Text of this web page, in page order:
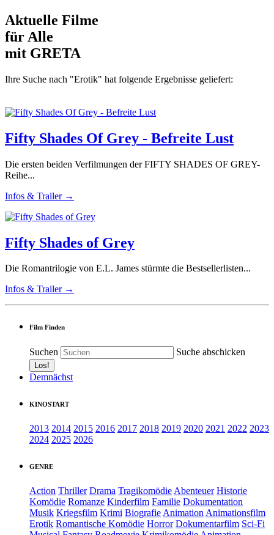
Aktuelle Filme
für Alle
mit GRETA
Ihre Suche nach "Erotik" hat folgende Ergebnisse geliefert:
Fifty Shades Of Grey - Befreite Lust
Die ersten beiden Verfilmungen der FIFTY SHADES OF GREY-
Reihe...
Infos & Trailer →
Fifty Shades of Grey
Die Romantrilogie von E.L. James stürmte die Bestsellerlisten...
Infos & Trailer →
Film Finden
Suchen Suche abschicken
Demnächst
KINOSTART
2013 2014 2015 2016 2017 2018 2019 2020 2021 2022 2023
2024 2025 2026
GENRE
Action Thriller Drama Tragikomödie Abenteuer Historie
Komödie Romanze Kinderfilm Familie Dokumentation
Musik Kriegsfilm Krimi Biografie Animation Animationsfilm
Erotik Romantische Komödie Horror Dokumentarfilm Sci-Fi